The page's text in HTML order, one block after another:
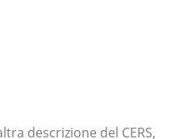
descrizione del CERS,